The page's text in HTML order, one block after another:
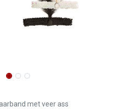
met veer ass